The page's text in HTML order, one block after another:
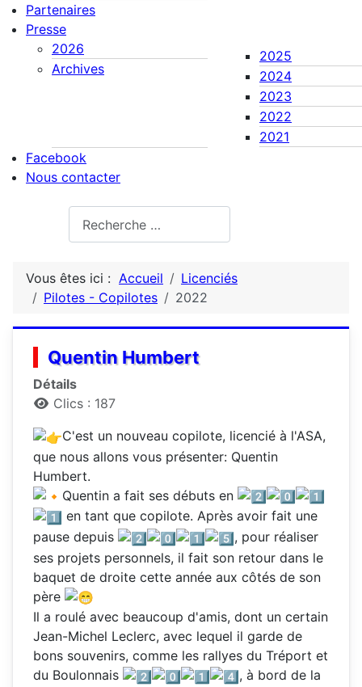
Partenaires
Presse
2026
Archives
2025
2024
2023
2022
2021
Facebook
Nous contacter
Vous êtes ici : Accueil
Licenciés
Pilotes - Copilotes
2022
Quentin Humbert
Détails
Clics : 187
C'est un nouveau copilote, licencié à l'ASA,
que nous allons vous présenter: Quentin
Humbert.
Quentin a fait ses débuts en
en tant que copilote. Après avoir fait une
pause depuis
, pour réaliser
ses projets personnels, il fait son retour dans le
baquet de droite cette année aux côtés de son
père
Il a roulé avec beaucoup d'amis, dont un certain
Jean-Michel Leclerc, avec lequel il garde de
bons souvenirs, comme les rallyes du Tréport et
du Boulonnais
, à bord de la